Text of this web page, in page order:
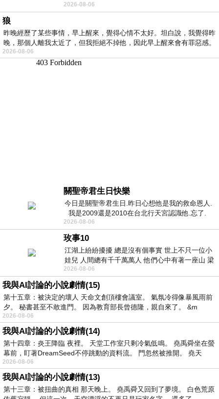
2026-08-06
狼
昨晚經歷了某些事情，早上醒來，覺得心情不太好。坦白說，我覺得昨
晚，那個人離我太近了，但我拒絕不掉他，因此早上醒來會有罪惡感。
2026-08-06
關聖帝君生日快樂
今日是關聖帝君生日.昨日心想他是我的救命恩人.
我是2009還是2010在台北行天宮認識他.忘了.
一個奇摩交友的網友學
2026-08-06
玫事10
江湖上紛紛擾擾 總是沒有個事實 世上不只一位小
娃兒 人間總有千千萬萬人 他們心中有著一座山 梁
山佛山泰華衡恆嵩 一山之高
2026-08-06
我與AI討論的小說劇情(15)
第十五章：被決定的壞人 天命文創頂樓會議室。 氣氛冷得像暴風雨前
夕。 秘書甚至不敢進門。 因為教育部長曾德隆，親自來了。 &m
2026-08-06
我與AI討論的小說劇情(14)
第十四章：炎王降臨 夜裡。 天堂工作室只剩冷氣低鳴。 堯禹舜坐在螢
幕前，盯著DreamSeed不停跳動的資料流。 門忽然被推開。 堯天
2026-08-06
我與AI討論的小說劇情(13)
第十三章：被扭曲的真相 那天晚上。 堯禹舜又回到了夢境。 白色荒原